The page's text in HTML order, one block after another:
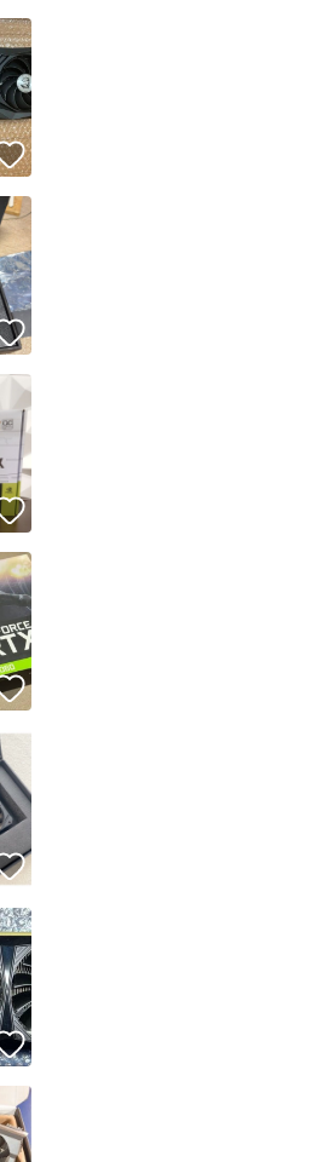
いいね！
いいね！
いいね！
いいね！